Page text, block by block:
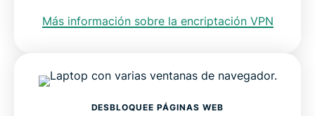
Más información sobre la encriptación VPN
DESBLOQUEE PÁGINAS WEB